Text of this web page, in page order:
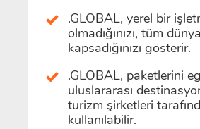
.GLOBAL, yerel bir
olmadığınızı, tüm
kapsadığınızı gösterir.
.GLOBAL, paketlerini
uluslararası
turizm şirketleri
kullanılabilir.